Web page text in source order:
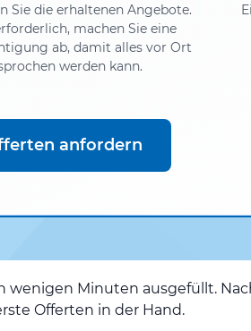
Sie die erhaltenen Angebote.
machen Sie eine
ab, damit alles vor Ort
werden kann.
anfordern
wenigen Minuten ausgefüllt.
Offerten in der Hand.